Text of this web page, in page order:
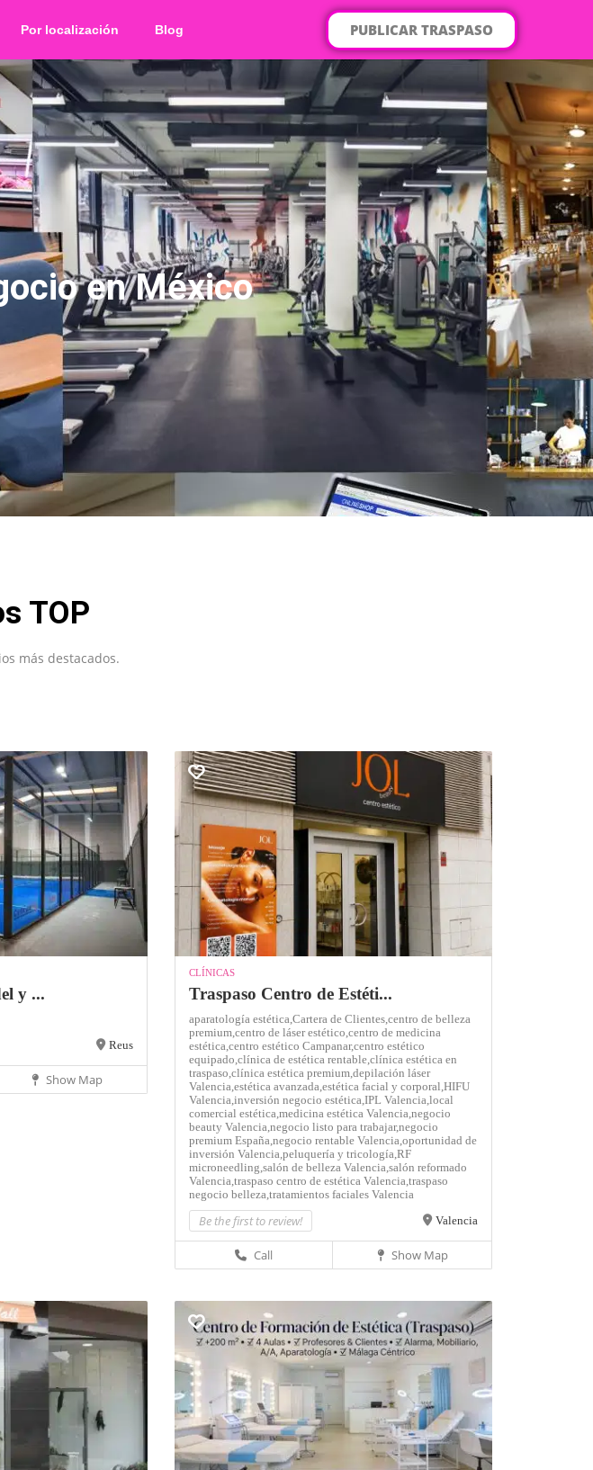
Por localización Blog PUBLICAR TRASPASO
en México
TOP
más destacados.
y ...
Reus
Show Map
CLÍNICAS
Traspaso Centro de Estéti...
aparatología estética, Cartera de Clientes, centro de belleza
premium, centro de láser estético, centro de medicina
estética, centro estético Campanar,centro estético
equipado, clínica de estética rentable, clínica estética en
traspaso, clínica estética premium, depilación láser
Valencia, estética avanzada, estética facial y corporal, HIFU
Valencia, inversión negocio estética, IPL Valencia, local
comercial estética, medicina estética Valencia, negocio
beauty Valencia, negocio listo para trabajar,negocio
premium España, negocio rentable Valencia, oportunidad de
inversión Valencia, peluquería y tricología, RF
microneedling, salón de belleza Valencia, salón reformado
Valencia, traspaso centro de estética Valencia, traspaso
negocio belleza, tratamientos faciales Valencia
Be the first to review! Valencia
Call Show Map